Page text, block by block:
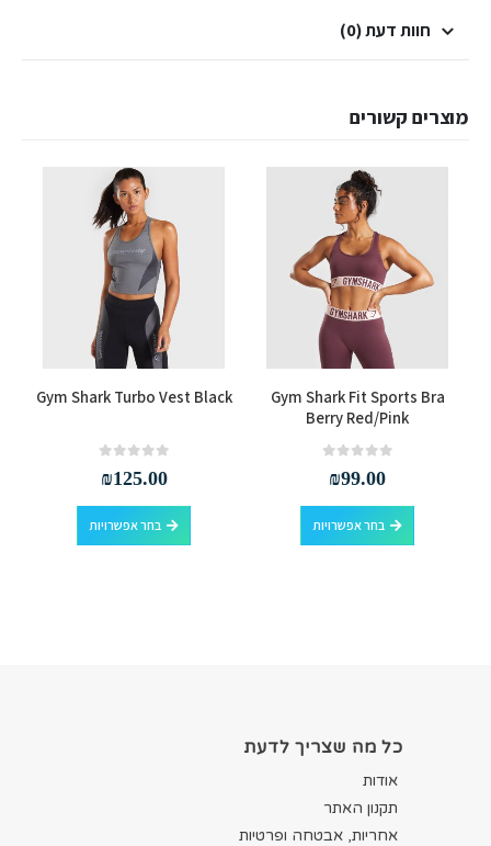
חוות דעת (0)
מוצרים קשורים
למוצר זה יש מספר סוגים. ניתן לבחור את האפשרויות בעמוד המוצר
Gym Shark Fit Sports Bra
Berry Red/Pink
₪99.00
בחר אפשרויות
למוצר זה יש מספר סוגים. ניתן לבחור את האפשרויות בעמוד המוצר
למוצר זה יש מספר סוגים. ניתן לבחור את האפשרויות בעמוד המוצר
Gym Shark Turbo Vest Black
₪125.00
בחר אפשרויות
למוצר זה יש מספר סוגים. ניתן לבחור את האפשרויות בעמוד המוצר
כל מה שצריך לדעת
אודות
תקנון האתר
אחריות, אבטחה ופרטיות